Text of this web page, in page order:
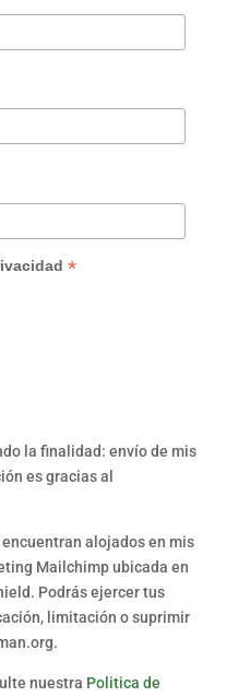
*
la finalidad: envío de mis
es gracias al
alojados en mis
Mailchimp ubicada en
Podrás ejercer tus
limitación o suprimir
nuestra Politica de